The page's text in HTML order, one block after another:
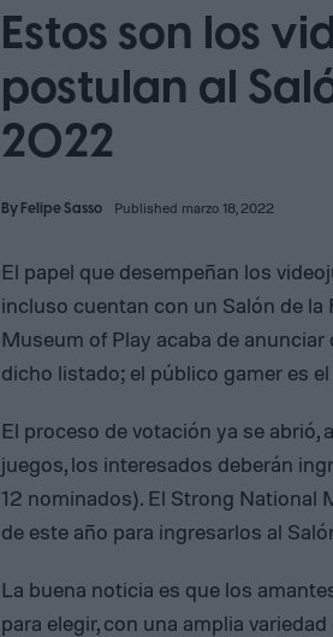
Estos son los
postulan al
2022
ByFelipe Sasso Published marzo 18, 2022
El papel que desempeñan los
incluso cuentan con un Salón de la
Museum of Play acaba de
dicho listado; el público gamer es
El proceso de votación ya se abrió,
juegos, los interesados deberán
12 nominados). El Strong National
de este año para ingresarlos al
La buena noticia es que los
para elegir, con una amplia